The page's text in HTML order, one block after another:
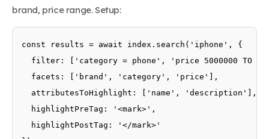
brand, price range. Setup:
const results = await index.search('iphone', {
filter: ['category = phone', 'price 5000000 TO
  facets: ['brand', 'category', 'price'],
  attributesToHighlight: ['name', 'description'],
  highlightPreTag: '<mark>',
  highlightPostTag: '</mark>'